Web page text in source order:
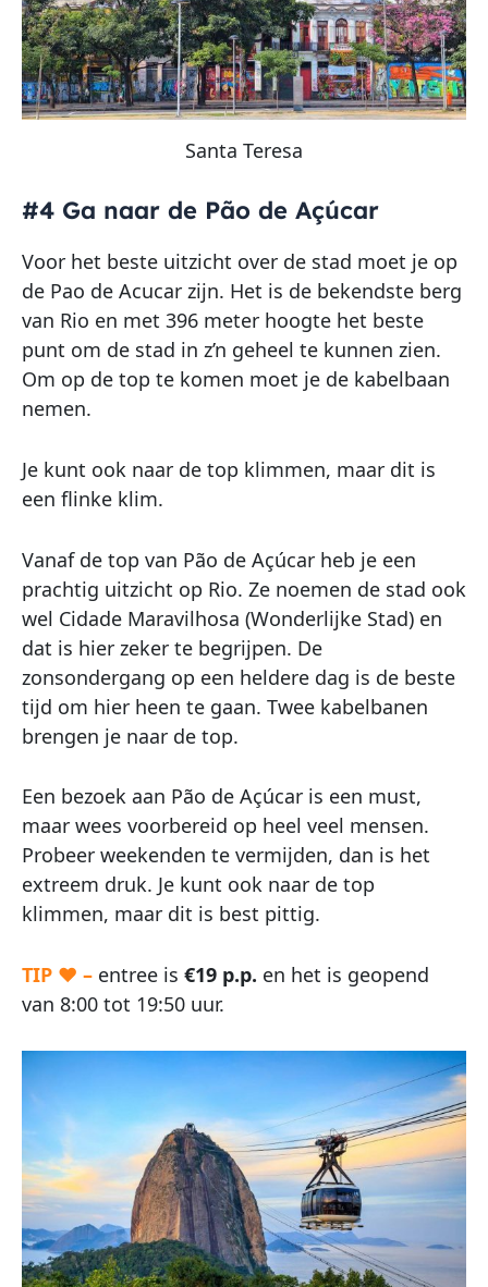
Santa Teresa
#4 Ga naar de Pão de Açúcar
Voor het beste uitzicht over de stad moet je op
de Pao de Acucar zijn. Het is de bekendste berg
van Rio en met 396 meter hoogte het beste
punt om de stad in z’n geheel te kunnen zien.
Om op de top te komen moet je de kabelbaan
nemen.
Je kunt ook naar de top klimmen, maar dit is
een flinke klim.
Vanaf de top van Pão de Açúcar heb je een
prachtig uitzicht op Rio. Ze noemen de stad ook
wel Cidade Maravilhosa (Wonderlijke Stad) en
dat is hier zeker te begrijpen. De
zonsondergang op een heldere dag is de beste
tijd om hier heen te gaan. Twee kabelbanen
brengen je naar de top.
Een bezoek aan Pão de Açúcar is een must,
maar wees voorbereid op heel veel mensen.
Probeer weekenden te vermijden, dan is het
extreem druk. Je kunt ook naar de top
klimmen, maar dit is best pittig.
TIP ♥ – entree is €19 p.p. en het is geopend
van 8:00 tot 19:50 uur.